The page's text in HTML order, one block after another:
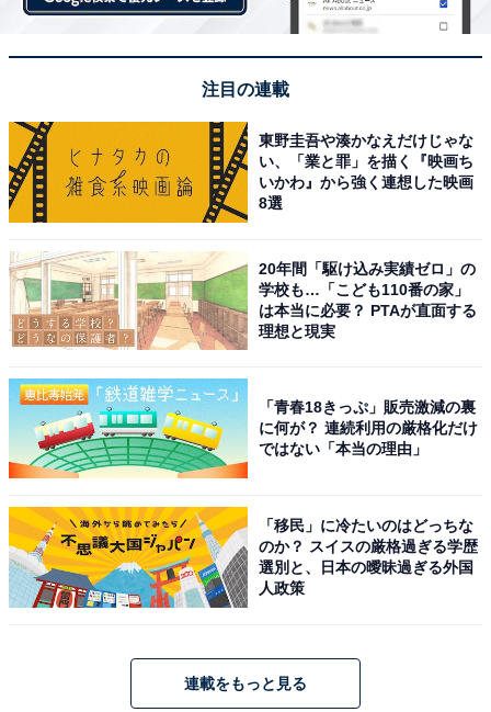
【今日チェックしたい】Ankerの人気商品5選
Anker「Prime Charger」
Anker Prime Charger (160W, 3 Ports) シルバー
Anker「Prime Power Bank」
注目の連載
東野圭吾や湊かなえだけじゃな
い、「業と罪」を描く『映画ち
いかわ』から強く連想した映画
8選
20年間「駆け込み実績ゼロ」の
学校も…「こども110番の家」
は本当に必要？ PTAが直面する
理想と現実
「青春18きっぷ」販売激減の裏
に何が？ 連続利用の厳格化だけ
ではない「本当の理由」
「移民」に冷たいのはどっちな
のか？ スイスの厳格過ぎる学歴
選別と、日本の曖昧過ぎる外国
人政策
連載をもっと見る